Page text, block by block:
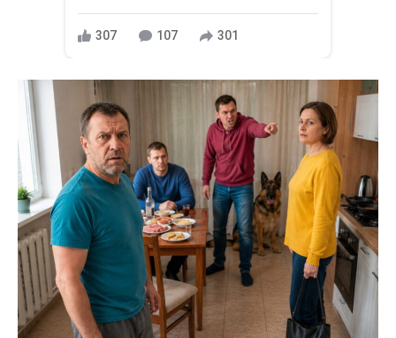
307 107 301